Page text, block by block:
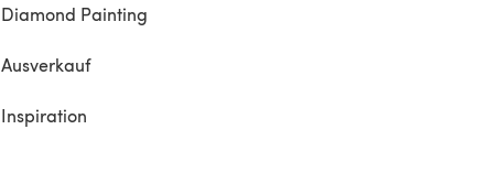
Diamond Painting
Ausverkauf
Inspiration